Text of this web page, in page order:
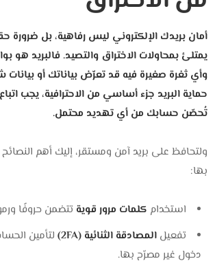
أمان بريدك الإلكتروني ليس رفاهية، بل ضرورة
يمتلئ بمحاولات الاختراق والتصيد. فالبريد هو
وأي ثغرة صغيرة فيه قد تعرّض بياناتك أو
حماية البريد جزء أساسي من الاحترافية، يجب
تُحصّن حسابك من أي تهديد محتمل.
ولتحافظ على بريد آمن ومستقر، إليك أهم النصائح
بها:
استخدام كلمات مرور قوية تتضمن حروفًا
تفعيلالمصادقة الثنائية (2FA)
لتأمين
دخول غير مصرّح بها.